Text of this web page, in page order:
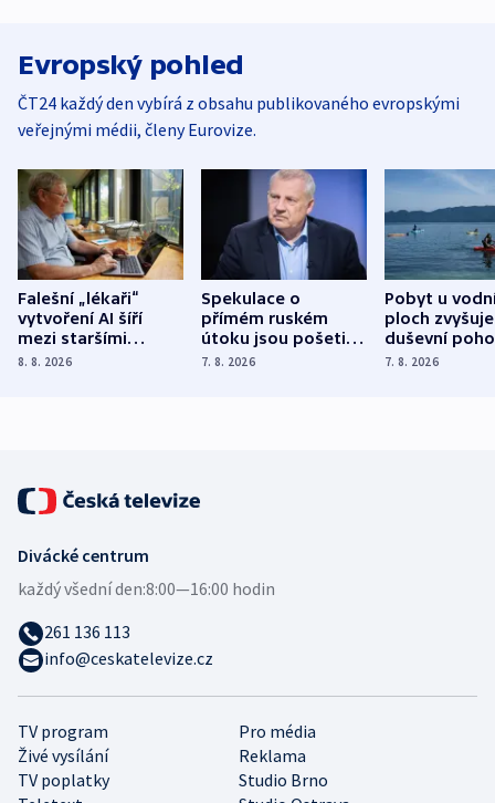
Evropský pohled
ČT24 každý den vybírá z obsahu publikovaného evropskými
veřejnými médii, členy Eurovize.
Falešní „lékaři“
vytvoření AI šíří
mezi staršími
Poláky nebezpečné
8. 8. 2026
Spekulace o
přímém ruském
útoku jsou pošetilé,
míní estonský
7. 8. 2026
Pobyt u
ploch zvyšuje
duševní
ukázala
7. 8. 2026
TV program
Pro média
Živé vysílání
Reklama
TV poplatky
Studio Brno
Divácké centrum
každý všední den:8:00—16:00 hodin
261 136 113
info@ceskatelevize.cz